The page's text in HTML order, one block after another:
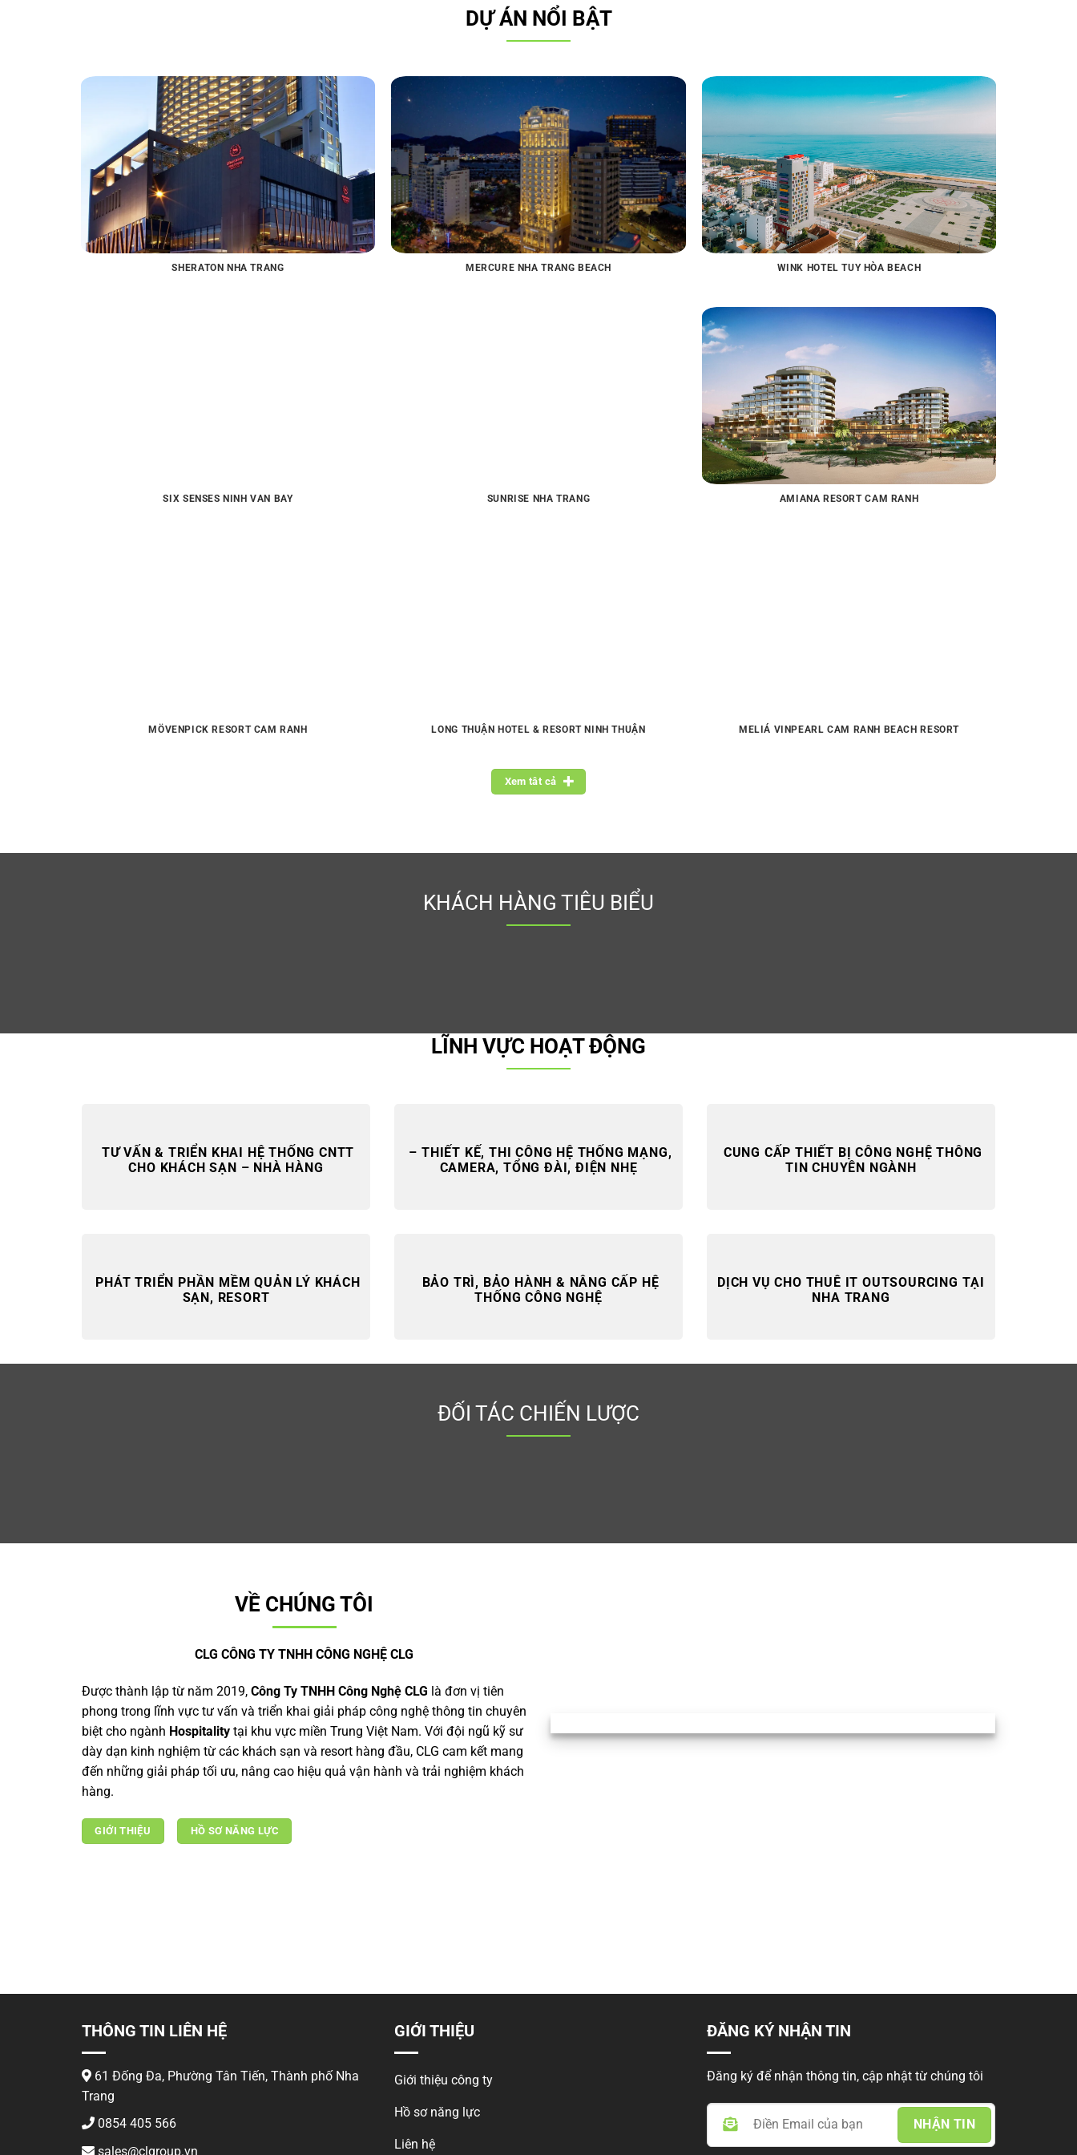
DỰ ÁN NỔI BẬT
SHERATON NHA TRANG MERCURE NHA TRANG BEACH WINK HOTEL TUY HÒA BEACH
SIX SENSES NINH VAN BAY SUNRISE NHA TRANG AMIANA RESORT CAM RANH
MÖVENPICK RESORT CAM RANH LONG THUẬN HOTEL & RESORT NINH THUẬN MELIÁ VINPEARL CAM RANH BEACH RESORT
Xem tât cả
KHÁCH HÀNG TIÊU BIỂU
LĨNH VỰC HOẠT ĐỘNG
TƯ VẤN & TRIỂN KHAI HỆ THỐNG CNTT
CHO KHÁCH SẠN – NHÀ HÀNG
– THIẾT KẾ, THI CÔNG HỆ THỐNG MẠNG,
CAMERA, TỔNG ĐÀI, ĐIỆN NHẸ
CUNG CẤP THIẾT BỊ CÔNG NGHỆTHÔNG
TINCHUYÊN NGÀNH
PHÁT TRIỂN PHẦN MỀM QUẢN LÝ KHÁCH
SẠN, RESORT
BẢO TRÌ, BẢO HÀNH & NÂNG CẤP HỆ
THỐNG CÔNG NGHỆ
DỊCH VỤ CHO THUÊ IT OUTSOURCING TẠI
NHA TRANG
ĐỐI TÁC CHIẾN LƯỢC
VỀ CHÚNG TÔI
CLG CÔNG TY TNHH CÔNG NGHỆ CLG
Được thành lập từ năm 2019, Công Ty TNHH Công Nghệ CLG là đơn vị tiên
phong trong lĩnh vực tư vấn và triển khai giải pháp công nghệ thông tin chuyên
biệt cho ngành Hospitality tại khu vực miền Trung Việt Nam. Với đội ngũ kỹ sư
dày dạn kinh nghiệm từ các khách sạn và resort hàng đầu, CLG cam kết mang
đến những giải pháp tối ưu, nâng cao hiệu quả vận hành và trải nghiệm khách
hàng.
GIỚI THIỆU HỒ SƠ NĂNG LỰC
THÔNG TIN LIÊN HỆ
61 Đống Đa, Phường Tân Tiến, Thành phố Nha
Trang
0854 405 566
sales@clgroup.vn
GIỚI THIỆU
Giới thiệu công ty
Hồ sơ năng lực
Liên hệ
ĐĂNG KÝ NHẬN TIN
Đăng ký để nhận thông tin, cập nhật từ chúng tôi